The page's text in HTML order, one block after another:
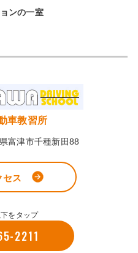
ンの一室
車教習所
富津市千種新田88
セス
をタップ
2211